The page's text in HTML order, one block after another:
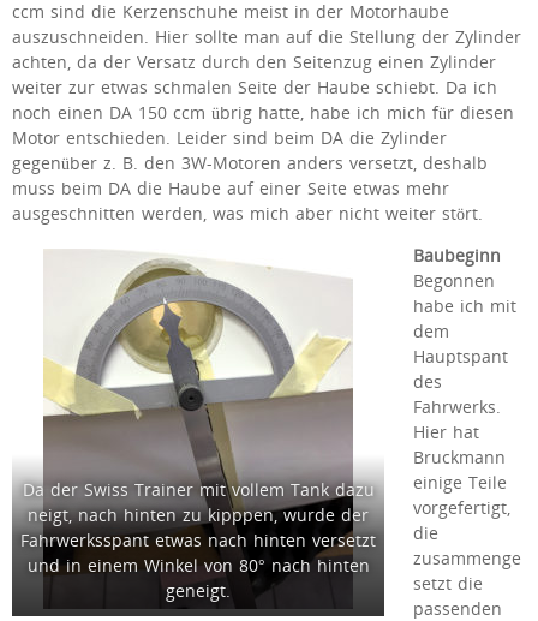
ccm sind die Kerzenschuhe meist in der Motorhaube
auszuschneiden. Hier sollte man auf die Stellung der Zylinder
achten, da der Versatz durch den Seitenzug einen Zylinder
weiter zur etwas schmalen Seite der Haube schiebt. Da ich
noch einen DA 150 ccm übrig hatte, habe ich mich für diesen
Motor entschieden. Leider sind beim DA die Zylinder
gegenüber z. B. den 3W-Motoren anders versetzt, deshalb
muss beim DA die Haube auf einer Seite etwas mehr
ausgeschnitten werden, was mich aber nicht weiter stört.
Da der Swiss Trainer mit vollem Tank dazu
neigt, nach hinten zu kipppen, wurde der
Fahrwerksspant etwas nach hinten versetzt
und in einem Winkel von 80° nach hinten
geneigt.
Baubeginn
Begonnen
habe ich mit
dem
Hauptspant
des
Fahrwerks.
Hier hat
Bruckmann
einige Teile
vorgefertigt,
die
zusammenge
setzt die
passenden